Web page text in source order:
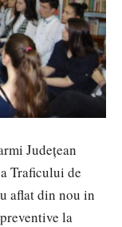
Judeţean
Traficului de
aflat din nou in
la